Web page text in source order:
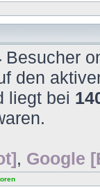
Besucher
den
liegt bei
, Google